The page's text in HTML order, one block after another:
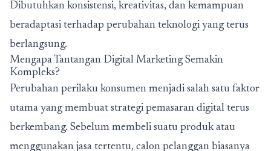
Dibutuhkan konsistensi, kreativitas, dan kemampuan
beradaptasi terhadap perubahan teknologi yang terus
berlangsung.
Mengapa Tantangan Digital Marketing Semakin
Kompleks?
Perubahan perilaku konsumen menjadi salah satu faktor
utama yang membuat strategi pemasaran digital terus
berkembang. Sebelum membeli suatu produk atau
menggunakan jasa tertentu, calon pelanggan biasanya